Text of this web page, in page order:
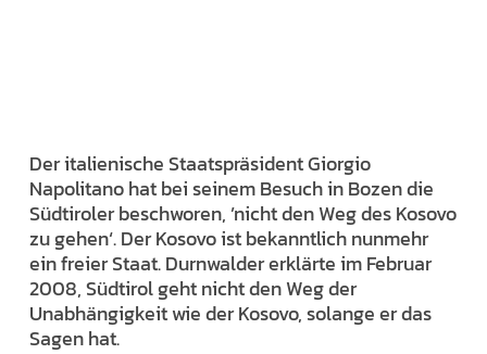
Der italienische Staatspräsident Giorgio
Napolitano hat bei seinem Besuch in Bozen die
Südtiroler beschworen, ’nicht den Weg des Kosovo
zu gehen‘. Der Kosovo ist bekanntlich nunmehr
ein freier Staat. Durnwalder erklärte im Februar
2008, Südtirol geht nicht den Weg der
Unabhängigkeit wie der Kosovo, solange er das
Sagen hat.